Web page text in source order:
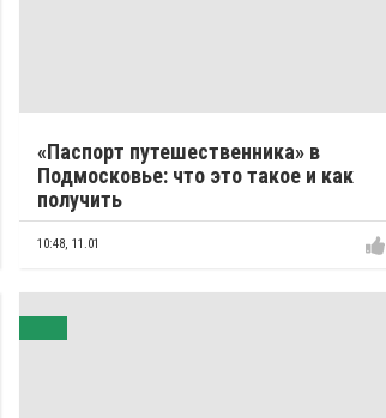
«Паспорт путешественника» в
Подмосковье: что это такое и как
получить
10:48, 11.01